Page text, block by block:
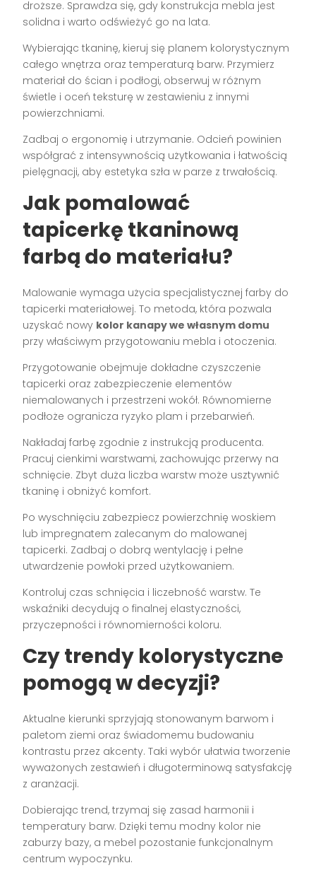
droższe. Sprawdza się, gdy konstrukcja mebla jest
solidna i warto odświeżyć go na lata.
Wybierając tkaninę, kieruj się planem kolorystycznym
całego wnętrza oraz temperaturą barw. Przymierz
materiał do ścian i podłogi, obserwuj w różnym
świetle i oceń teksturę w zestawieniu z innymi
powierzchniami.
Zadbaj o ergonomię i utrzymanie. Odcień powinien
współgrać z intensywnością użytkowania i łatwością
pielęgnacji, aby estetyka szła w parze z trwałością.
Jak pomalować
tapicerkę tkaninową
farbą do materiału?
Malowanie wymaga użycia specjalistycznej farby do
tapicerki materiałowej. To metoda, która pozwala
uzyskać nowy kolor kanapy we własnym domu
przy właściwym przygotowaniu mebla i otoczenia.
Przygotowanie obejmuje dokładne czyszczenie
tapicerki oraz zabezpieczenie elementów
niemalowanych i przestrzeni wokół. Równomierne
podłoże ogranicza ryzyko plam i przebarwień.
Nakładaj farbę zgodnie z instrukcją producenta.
Pracuj cienkimi warstwami, zachowując przerwy na
schnięcie. Zbyt duża liczba warstw może usztywnić
tkaninę i obniżyć komfort.
Po wyschnięciu zabezpiecz powierzchnię woskiem
lub impregnatem zalecanym do malowanej
tapicerki. Zadbaj o dobrą wentylację i pełne
utwardzenie powłoki przed użytkowaniem.
Kontroluj czas schnięcia i liczebność warstw. Te
wskaźniki decydują o finalnej elastyczności,
przyczepności i równomierności koloru.
Czy trendy kolorystyczne
pomogą w decyzji?
Aktualne kierunki sprzyjają stonowanym barwom i
paletom ziemi oraz świadomemu budowaniu
kontrastu przez akcenty. Taki wybór ułatwia tworzenie
wyważonych zestawień i długoterminową satysfakcję
z aranżacji.
Dobierając trend, trzymaj się zasad harmonii i
temperatury barw. Dzięki temu modny kolor nie
zaburzy bazy, a mebel pozostanie funkcjonalnym
centrum wypoczynku.